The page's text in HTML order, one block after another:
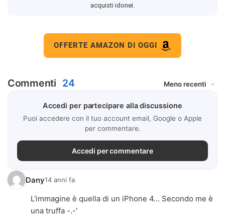
acquisti idonei.
OFFERTE AMAZON DI OGGI
Commenti 24
Accedi per partecipare alla discussione
Puoi accedere con il tuo account email, Google o Apple
per commentare.
Accedi per commentare
Dany14 anni fa
L'immagine è quella di un iPhone 4... Secondo me è
una truffa -.-'